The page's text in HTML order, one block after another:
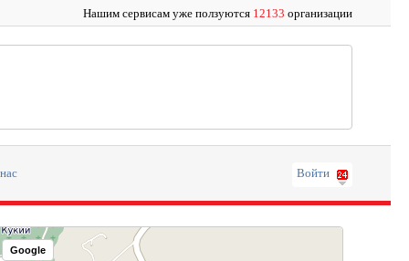
Нашим сервисам уже ползуются 12133 организации
Войти
Google